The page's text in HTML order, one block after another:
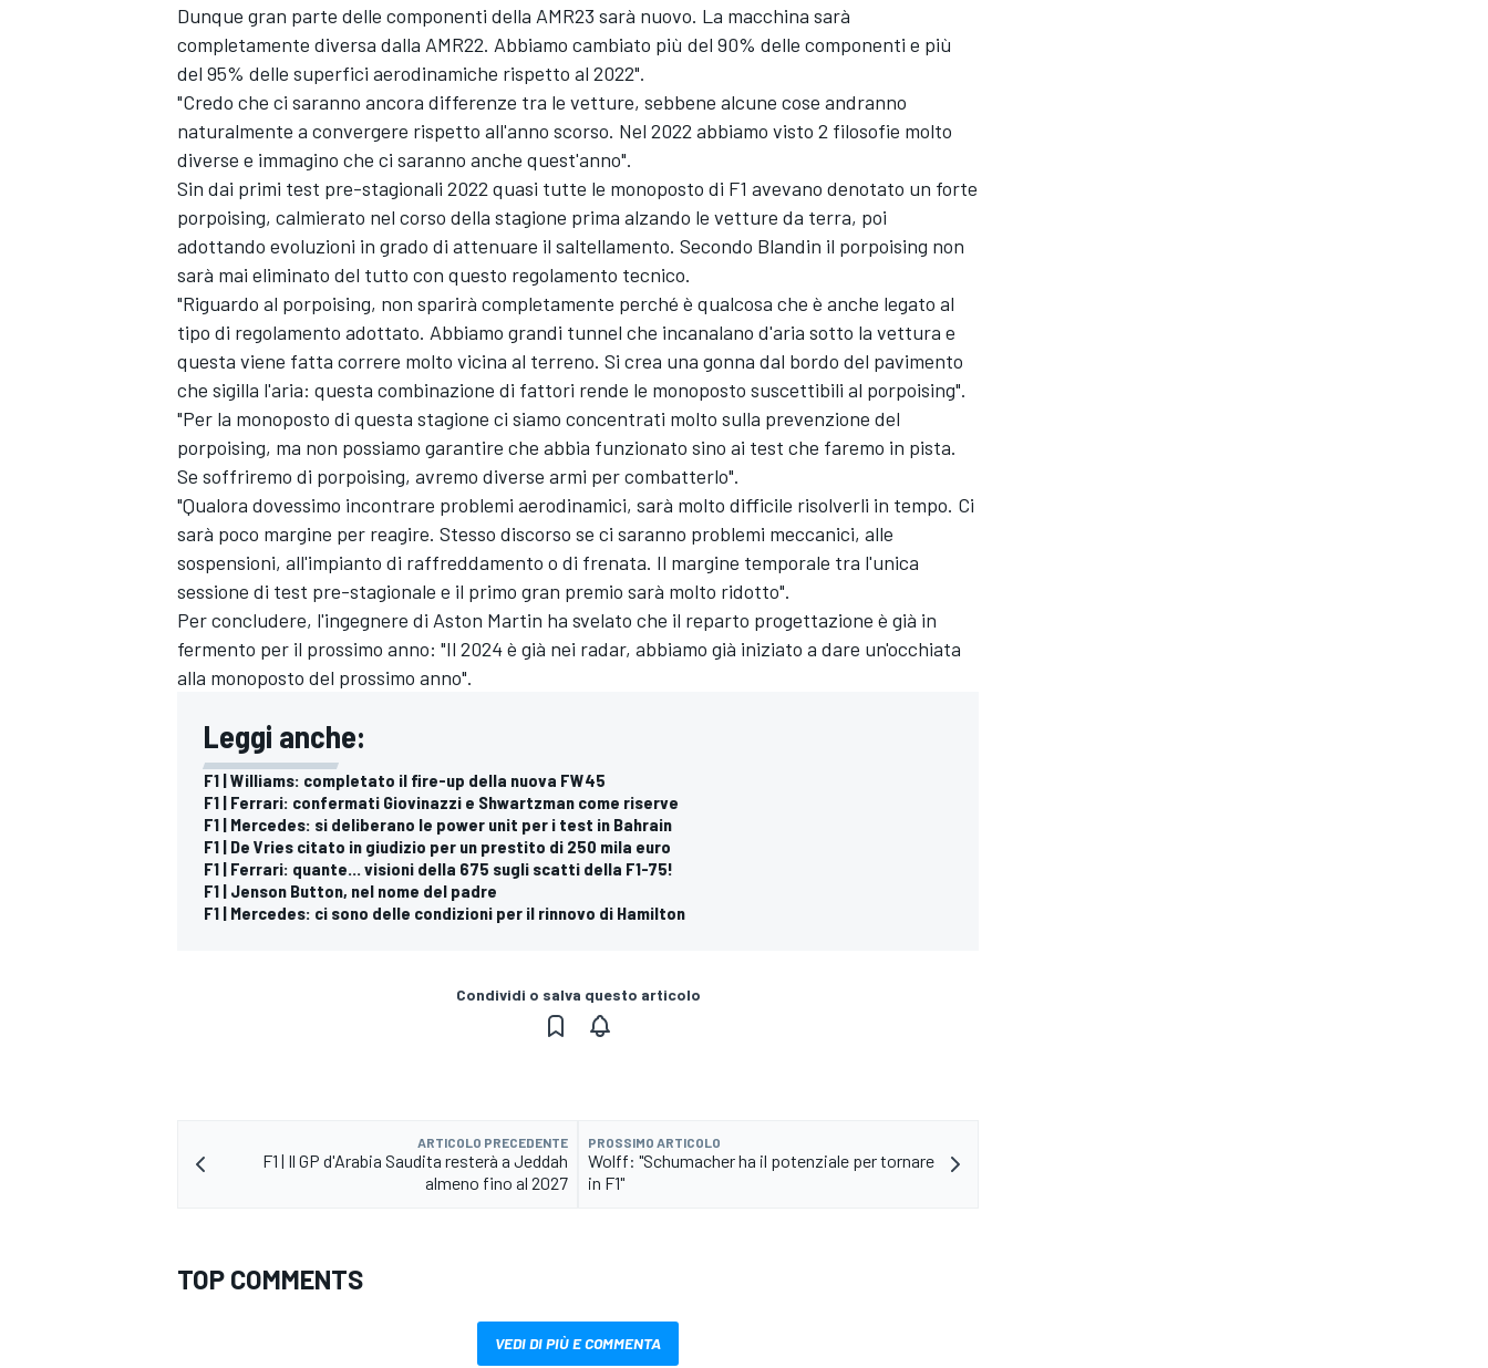
MONOMARCA
RALLY
Dunque gran parte delle componenti della AMR23 sarà nuovo. La macchina sarà
completamente diversa dalla AMR22. Abbiamo cambiato più del 90% delle componenti e più
del 95% delle superfici aerodinamiche rispetto al 2022".
"Credo che ci saranno ancora differenze tra le vetture, sebbene alcune cose andranno
naturalmente a convergere rispetto all'anno scorso. Nel 2022 abbiamo visto 2 filosofie molto
diverse e immagino che ci saranno anche quest'anno".
Sin dai primi test pre-stagionali 2022 quasi tutte le monoposto di F1 avevano denotato un forte
porpoising, calmierato nel corso della stagione prima alzando le vetture da terra, poi
adottando evoluzioni in grado di attenuare il saltellamento. Secondo Blandin il porpoising non
sarà mai eliminato del tutto con questo regolamento tecnico.
"Riguardo al porpoising, non sparirà completamente perché è qualcosa che è anche legato al
tipo di regolamento adottato. Abbiamo grandi tunnel che incanalano d'aria sotto la vettura e
questa viene fatta correre molto vicina al terreno. Si crea una gonna dal bordo del pavimento
che sigilla l'aria: questa combinazione di fattori rende le monoposto suscettibili al porpoising".
"Per la monoposto di questa stagione ci siamo concentrati molto sulla prevenzione del
porpoising, ma non possiamo garantire che abbia funzionato sino ai test che faremo in pista.
Se soffriremo di porpoising, avremo diverse armi per combatterlo".
"Qualora dovessimo incontrare problemi aerodinamici, sarà molto difficile risolverli in tempo. Ci
sarà poco margine per reagire. Stesso discorso se ci saranno problemi meccanici, alle
sospensioni, all'impianto di raffreddamento o di frenata. Il margine temporale tra l'unica
sessione di test pre-stagionale e il primo gran premio sarà molto ridotto".
Per concludere, l'ingegnere di Aston Martin ha svelato che il reparto progettazione è già in
fermento per il prossimo anno: "Il 2024 è già nei radar, abbiamo già iniziato a dare un'occhiata
alla monoposto del prossimo anno".
Leggi anche:
F1 | Williams: completato il fire-up della nuova FW45
F1 | Ferrari: confermati Giovinazzi e Shwartzman come riserve
F1 | Mercedes: si deliberano le power unit per i test in Bahrain
F1 | De Vries citato in giudizio per un prestito di 250 mila euro
F1 | Ferrari: quante... visioni della 675 sugli scatti della F1-75!
F1 | Jenson Button, nel nome del padre
F1 | Mercedes: ci sono delle condizioni per il rinnovo di Hamilton
Condividi o salva questo articolo
ARTICOLO PRECEDENTE
F1 | Il GP d'Arabia Saudita resterà a Jeddah
almeno fino al 2027
PROSSIMO ARTICOLO
Wolff: "Schumacher ha il potenziale per tornare
in F1"
TOP COMMENTS
VEDI DI PIÙ E COMMENTA